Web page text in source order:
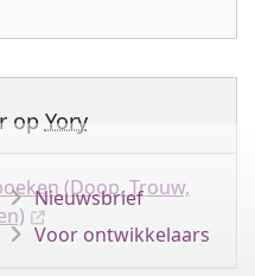
op Yory
(Doop, Trouw,
Nieuwsbrief
Voor ontwikkelaars